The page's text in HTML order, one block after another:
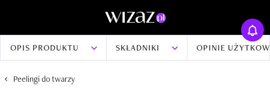
OPIS PRODUKTU SKŁADNIKI OPINIE
Peelingi do twarzy